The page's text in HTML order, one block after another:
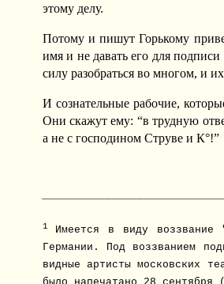
этому делу.
Потому и пишут Горькому
имя и не давать его для
силу разобраться во многом, и
И сознательные рабочие,
Они скажут ему: “в трудную
а не с господином Струве и К°!”
1 Имеется в виду воззвание
Германии. Под воззванием
видные артисты московских